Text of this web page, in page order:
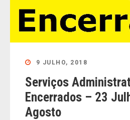
9 JULHO, 2018
Serviços
Encerrados – 23
Agosto